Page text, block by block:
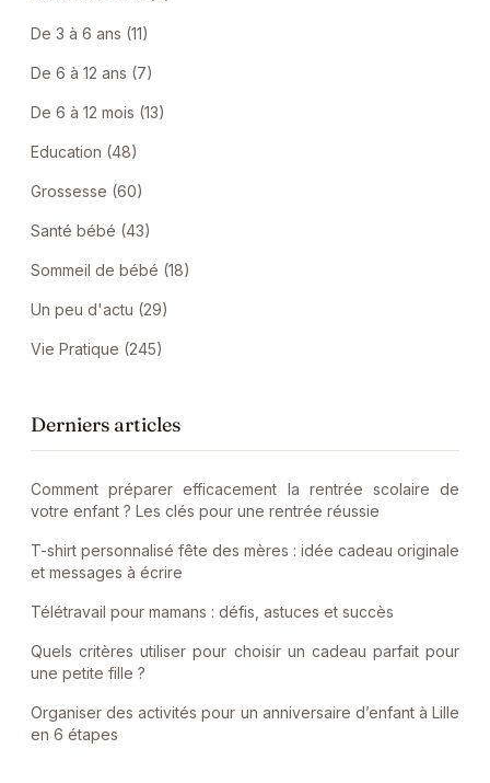
De 3 à 6 ans (11)
De 6 à 12 ans (7)
De 6 à 12 mois (13)
Education (48)
Grossesse (60)
Santé bébé (43)
Sommeil de bébé (18)
Un peu d'actu (29)
Vie Pratique (245)
Derniers articles
Comment préparer efficacement la rentrée scolaire de
votre enfant ? Les clés pour une rentrée réussie
T-shirt personnalisé fête des mères : idée cadeau originale
et messages à écrire
Télétravail pour mamans : défis, astuces et succès
Quels critères utiliser pour choisir un cadeau parfait pour
une petite fille ?
Organiser des activités pour un anniversaire d’enfant à Lille
en 6 étapes